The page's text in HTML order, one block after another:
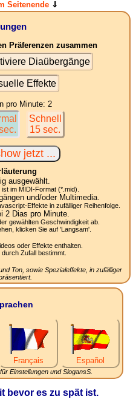
Seitenende ⇓
Präferenzen zusammen
Diaübergänge
Effekte
pro Minute: 2
Schnell
15 sec.
ausgewählt.
im MIDI-Format (*.mid).
und/oder Multimedia.
Effekte in zufälliger Reihenfolge.
2 Dias pro Minute.
gewählten Geschwindigkeit ab.
klicken Sie auf 'Langsam'.
oder Effekte enthalten.
Zufall bestimmt.
Ton, sowie Spezialeffekte, in zufälliger
Français Español
Einstellungen und SlogansS.
bevor es zu spät ist.